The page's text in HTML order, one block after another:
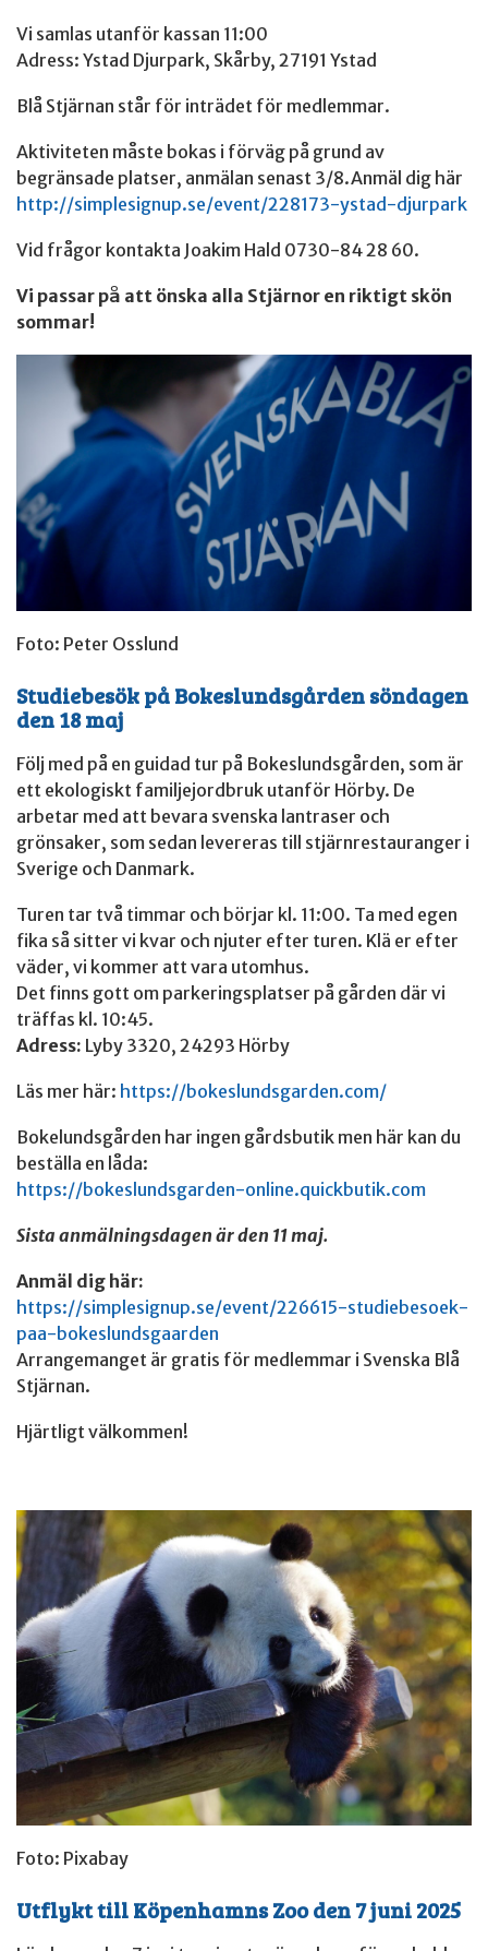
Vi samlas utanför kassan 11:00
Adress: Ystad Djurpark, Skårby, 27191 Ystad
Blå Stjärnan står för inträdet för medlemmar.
Aktiviteten måste bokas i förväg på grund av
begränsade platser, anmälan senast 3/8.Anmäl dig här
http://simplesignup.se/event/228173-ystad-djurpark
Vid frågor kontakta Joakim Hald 0730-84 28 60.
Vi passar på att önska alla Stjärnor en riktigt skön
sommar!
Foto: Peter Osslund
Studiebesök på Bokeslundsgården söndagen
den 18 maj
Följ med på en guidad tur på Bokeslundsgården, som är
ett ekologiskt familjejordbruk utanför Hörby. De
arbetar med att bevara svenska lantraser och
grönsaker, som sedan levereras till stjärnrestauranger i
Sverige och Danmark.
Turen tar två timmar och börjar kl. 11:00. Ta med egen
fika så sitter vi kvar och njuter efter turen. Klä er efter
väder, vi kommer att vara utomhus.
Det finns gott om parkeringsplatser på gården där vi
träffas kl. 10:45.
Adress: Lyby 3320, 24293 Hörby
Läs mer här: https://bokeslundsgarden.com/
Bokelundsgården har ingen gårdsbutik men här kan du
beställa en låda:
https://bokeslundsgarden-online.quickbutik.com
Sista anmälningsdagen är den 11 maj.
Anmäl dig här:
https://simplesignup.se/event/226615-studiebesoek-
paa-bokeslundsgaarden
Arrangemanget är gratis för medlemmar i Svenska Blå
Stjärnan.
Hjärtligt välkommen!
Foto: Pixabay
Utflykt till Köpenhamns Zoo den 7 juni 2025